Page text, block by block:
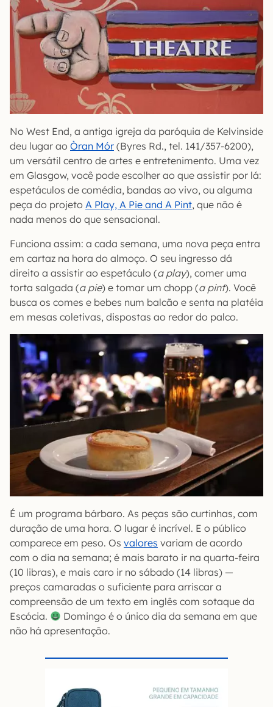
No West End, a antiga igreja da paróquia de Kelvinside
deu lugar ao Òran Mór (Byres Rd., tel. 141/357-6200),
um versátil centro de artes e entretenimento. Uma vez
em Glasgow, você pode escolher ao que assistir por lá:
espetáculos de comédia, bandas ao vivo, ou alguma
peça do projeto A Play, A Pie and A Pint, que não é
nada menos do que sensacional.
Funciona assim: a cada semana, uma nova peça entra
em cartaz na hora do almoço. O seu ingresso dá
direito a assistir ao espetáculo (a play), comer uma
torta salgada (a pie) e tomar um chopp (a pint). Você
busca os comes e bebes num balcão e senta na platéia
em mesas coletivas, dispostas ao redor do palco.
É um programa bárbaro. As peças são curtinhas, com
duração de uma hora. O lugar é incrível. E o público
comparece em peso. Os valores variam de acordo
com o dia na semana; é mais barato ir na quarta-feira
(10 libras), e mais caro ir no sábado (14 libras) —
preços camaradas o suficiente para arriscar a
compreensão de um texto em inglês com sotaque da
Escócia.
Domingo é o único dia da semana em que
não há apresentação.